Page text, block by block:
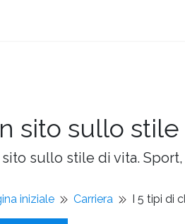
sito sullo stile
sullo stile di vita.
iniziale Carriera I 5 tipi di